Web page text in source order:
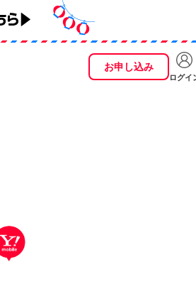
お申し込み
ログイ